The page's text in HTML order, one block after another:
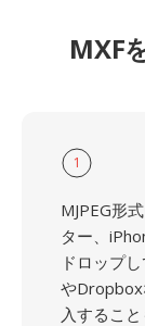
MXF
1
MJPEG形
ター、
ドロップ
やDropbox
入すること